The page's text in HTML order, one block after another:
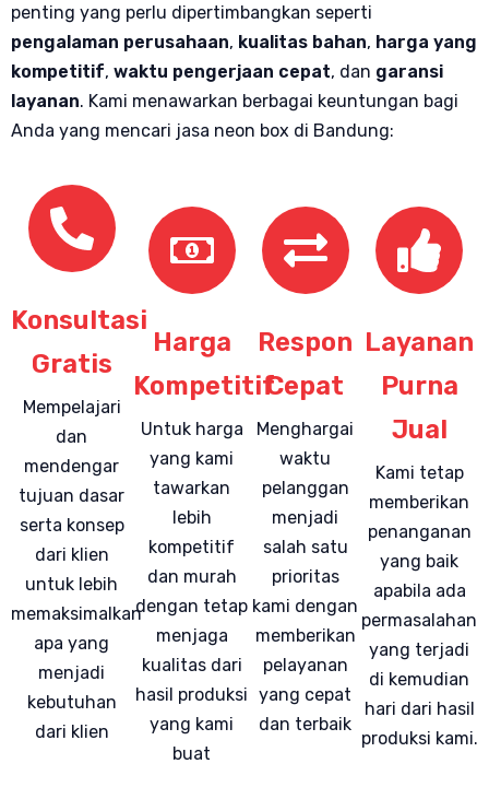
penting yang perlu dipertimbangkan seperti
pengalaman perusahaan, kualitas bahan, harga yang
kompetitif, waktu pengerjaan cepat, dan garansi
layanan. Kami menawarkan berbagai keuntungan bagi
Anda yang mencari jasa neon box di Bandung:
Konsultasi
Gratis
Mempelajari
dan
mendengar
tujuan dasar
serta konsep
dari klien
untuk lebih
memaksimalkan
apa yang
menjadi
kebutuhan
dari klien
Harga
Kompetitif
Untuk harga
yang kami
tawarkan
lebih
kompetitif
dan murah
dengan tetap
menjaga
kualitas dari
hasil produksi
yang kami
buat
Respon
Cepat
Menghargai
waktu
pelanggan
menjadi
salah satu
prioritas
kami dengan
memberikan
pelayanan
yang cepat
dan terbaik
Layanan
Purna
Jual
Kami tetap
memberikan
penanganan
yang baik
apabila ada
permasalahan
yang terjadi
di kemudian
hari dari hasil
produksi kami.